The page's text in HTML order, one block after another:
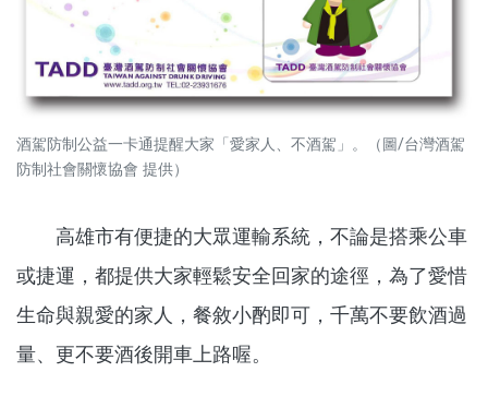
酒駕防制公益一卡通提醒大家「愛家人、不酒駕」。（圖/台灣酒駕
防制社會關懷協會 提供）
高雄市有便捷的大眾運輸系統，不論是搭乘公車
或捷運，都提供大家輕鬆安全回家的途徑，為了愛惜
生命與親愛的家人，餐敘小酌即可，千萬不要飲酒過
量、更不要酒後開車上路喔。